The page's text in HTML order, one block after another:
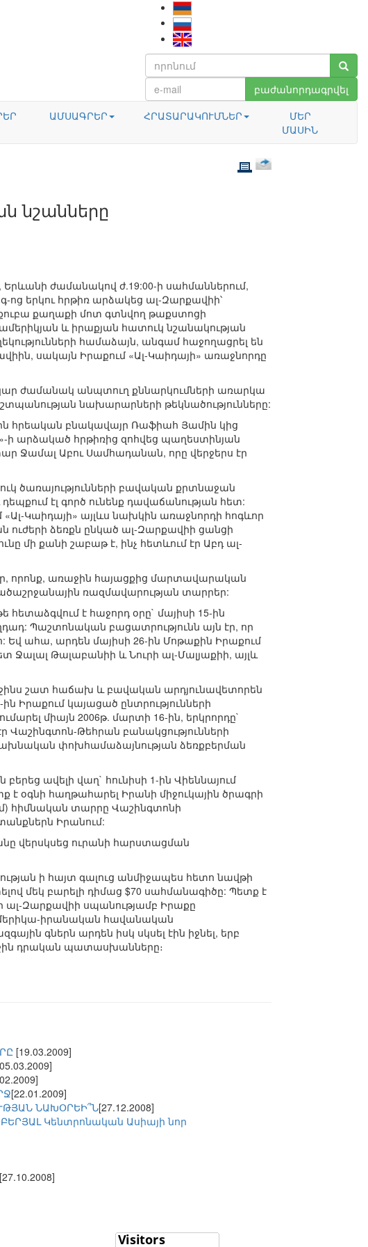
բաժանորդագրվել
ԱՄՍԱԳՐԵՐ ՀՐԱՏԱՐԱԿՈՒՄՆԵՐ
ՄԵՐ
ՄԱՍԻՆ
նշանները
Երևանի ժամանակով ժ.19:00-ի սահմաններում,
ոց երկու հրթիռ արձակեց ալ-Զարքավիի՝
քաղաքի մոտ գտնվող թաքստոցի
և իրաքյան հատուկ նշանակության
համաձայն, անգամ հաջողացրել են
սակայն Իրաքում «Ալ-Կաիդայի» առաջնորդը
ժամանակ անպտուղ քննարկումների առարկա
նախարարների թեկնածությունները:
հրեական բնակավայր Ռաֆիահ Յամին կից
ի արձակած հրթիռից զոհվեց պաղեստինյան
Ջամալ Աբու Սամհադանան, որը վերջերս էր
ծառայությունների բավական քրտնաջան
էլ գործ ունենք դավաճանության հետ:
Կաիդայի» այլևս նախկին առաջնորդի հոգևոր
ուժերի ձեռքն ընկած ալ-Զարքավիի ցանցի
մի քանի շաբաթ է, ինչ հետևում էր Աբդ ալ-
որոնք, առաջին հայացքից մարտավարական
ռազմավարության տարրեր:
է հաջորդ օրը` մայիսի 15-ին
Պաշտոնական բացատրությունն այն էր, որ
Եվ ահա, արդեն մայիսի 26-ին Մոթաքին Իրաքում
Ջալալ Թալաբանիի և Նուրի ալ-Մալյաքիի, այլև
շատ հաճախ և բավական արդյունավետորեն
Իրաքում կայացած ընտրությունների
միայն 2006թ. մարտի 16-ին, երկրորդը`
Վաշինգտոն-Թեհրան բանակցությունների
փոխհամաձայնության ձեռքբերման
ավելի վաղ` հունիսի 1-ին Վիեննայում
օգնի հաղթահարել Իրանի միջուկային ծրագրի
հիմնական տարրը Վաշինգտոնի
Իրանում:
վերսկսեց ուրանի հարստացման
ի հայտ գալուց անմիջապես հետո նավթի
մեկ բարելի դիմաց $70 սահմանագիծը: Պետք է
ալ-Զարքավիի սպանությամբ Իրաքը
իրանական հավանական
գներն արդեն իսկ սկսել էին իջնել, երբ
դրական պատասխանները։
[19.03.2009]
[22.01.2009]
ՆԱԽՕՐԵԻ՞Ն[27.12.2008]
Կենտրոնական Ասիայի նոր
[27.10.2008]